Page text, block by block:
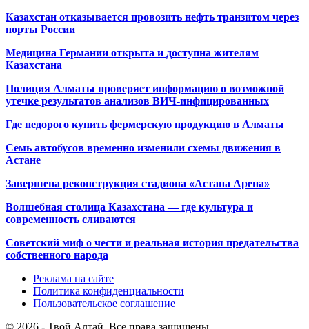
Казахстан отказывается провозить нефть транзитом через
порты России
Медицина Германии открыта и доступна жителям
Казахстана
Полиция Алматы проверяет информацию о возможной
утечке результатов анализов ВИЧ-инфицированных
Где недорого купить фермерскую продукцию в Алматы
Семь автобусов временно изменили схемы движения в
Астане
Завершена реконструкция стадиона «Астана Арена»
Волшебная столица Казахстана — где культура и
современность сливаются
Советский миф о чести и реальная история предательства
собственного народа
Реклама на сайте
Политика конфиденциальности
Пользовательское соглашение
© 2026 - Твой Алтай. Все права защищены.